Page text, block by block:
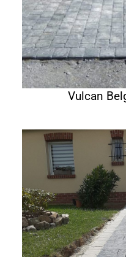
Vulcan